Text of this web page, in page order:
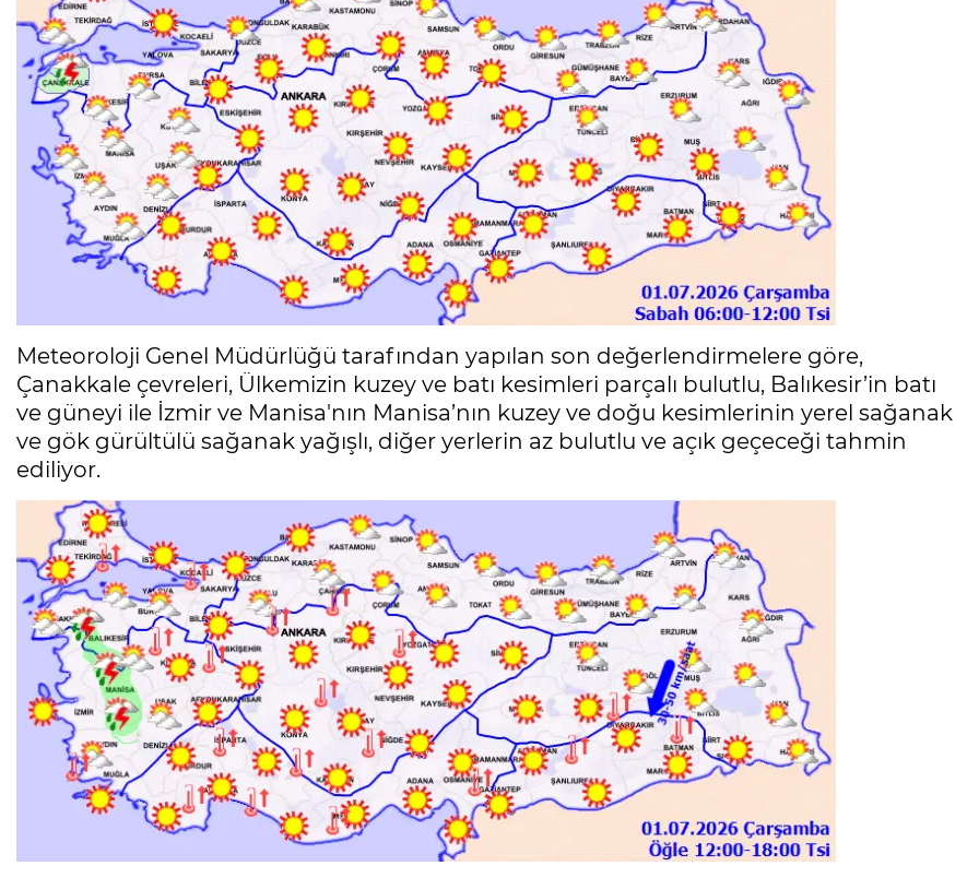
Meteoroloji Genel Müdürlüğü tarafından yapılan son değerlendirmelere göre,
Çanakkale çevreleri, Ülkemizin kuzey ve batı kesimleri parçalı bulutlu, Balıkesir’in batı
ve güneyi ile İzmir ve Manisa'nın Manisa’nın kuzey ve doğu kesimlerinin yerel sağanak
ve gök gürültülü sağanak yağışlı, diğer yerlerin az bulutlu ve açık geçeceği tahmin
ediliyor.